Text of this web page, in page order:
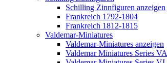
Schilling Zinnfiguren anzeigen
Frankreich 1792-1804
Frankreich 1812-1815
Valdemar-Miniatures
Valdemar-Miniatures anzeigen
Valdemar Miniatures Series VA